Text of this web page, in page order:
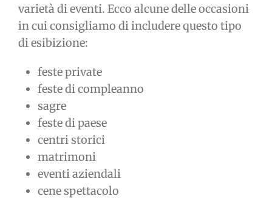
varietà di eventi. Ecco alcune delle occasioni
in cui consigliamo di includere questo tipo
di esibizione:
feste private
feste di compleanno
sagre
feste di paese
centri storici
matrimoni
eventi aziendali
cene spettacolo